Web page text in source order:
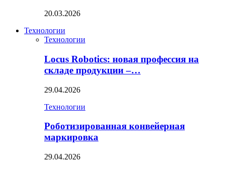
20.03.2026
Технологии
Технологии
Locus Robotics: новая профессия на
складе продукции –…
29.04.2026
Технологии
Роботизированная конвейерная
маркировка
29.04.2026